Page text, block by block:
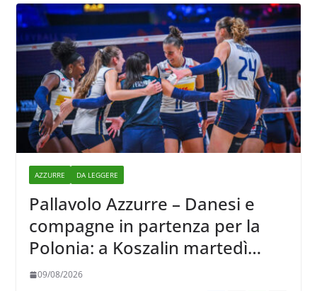
AZZURRE DA LEGGERE
Pallavolo Azzurre – Danesi e
compagne in partenza per la
Polonia: a Koszalin martedì
giocano contro la Francia
09/08/2026